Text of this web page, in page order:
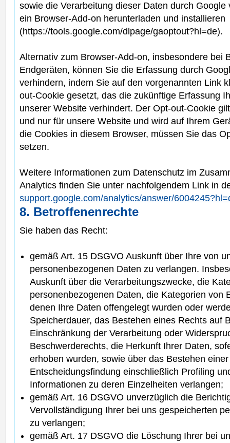
sowie die Verarbeitung dieser Daten durch Google
ein Browser-Add-on herunterladen und installieren
(https://tools.google.com/dlpage/gaoptout?hl=de).
Alternativ zum Browser-Add-on, insbesondere bei
Endgeräten, können Sie die Erfassung durch
verhindern, indem Sie auf den vorgenannten Link
out-Cookie gesetzt, das die zukünftige Erfassung
unserer Website verhindert. Der Opt-out-Cookie
und nur für unsere Website und wird auf Ihrem
die Cookies in diesem Browser, müssen Sie das
setzen.
Weitere Informationen zum Datenschutz im
Analytics finden Sie unter nachfolgendem Link in
support.google.com/analytics/answer/
8. Betroffenenrechte
Sie haben das Recht:
gemäß Art. 15 DSGVO Auskunft über Ihre von
personenbezogenen Daten zu verlangen.
Auskunft über die Verarbeitungszwecke, die
personenbezogenen Daten, die Kategorien von
denen Ihre Daten offengelegt wurden oder
Speicherdauer, das Bestehen eines Rechts auf
Einschränkung der Verarbeitung oder
Beschwerderechts, die Herkunft Ihrer Daten,
erhoben wurden, sowie über das Bestehen
Entscheidungsfindung einschließlich Profiling
Informationen zu deren Einzelheiten verlangen;
gemäß Art. 16 DSGVO unverzüglich die
Vervollständigung Ihrer bei uns gespeicherten
zu verlangen;
gemäß Art. 17 DSGVO die Löschung Ihrer bei